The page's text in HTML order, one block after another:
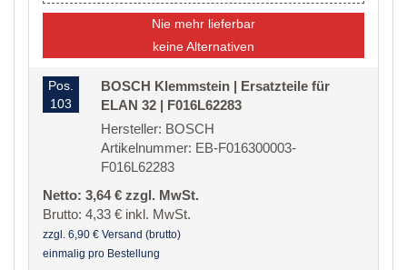
Nie mehr lieferbar
keine Alternativen
Pos.
103
BOSCH Klemmstein | Ersatzteile für
ELAN 32 | F016L62283
Hersteller: BOSCH
Artikelnummer: EB-F016300003-
F016L62283
Netto: 3,64 € zzgl. MwSt.
Brutto: 4,33 € inkl. MwSt.
zzgl. 6,90 € Versand (brutto)
einmalig pro Bestellung